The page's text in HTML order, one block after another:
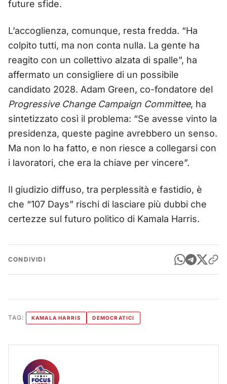
future sfide.
L’accoglienza, comunque, resta fredda. “Ha
colpito tutti, ma non conta nulla. La gente ha
reagito con un collettivo alzata di spalle”, ha
affermato un consigliere di un possibile
candidato 2028. Adam Green, co-fondatore del
Progressive Change Campaign Committee, ha
sintetizzato così il problema: “Se avesse vinto la
presidenza, queste pagine avrebbero un senso.
Ma non lo ha fatto, e non riesce a collegarsi con
i lavoratori, che era la chiave per vincere”.
Il giudizio diffuso, tra perplessità e fastidio, è
che “107 Days” rischi di lasciare più dubbi che
certezze sul futuro politico di Kamala Harris.
CONDIVIDI
TAG: KAMALA HARRIS DEMOCRATICI